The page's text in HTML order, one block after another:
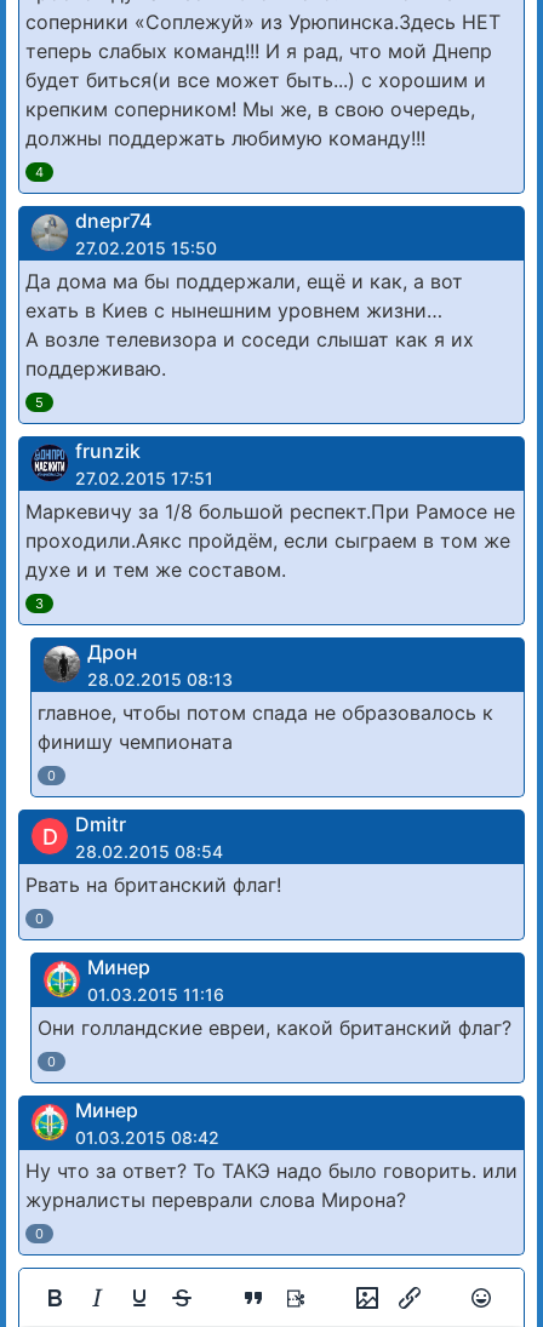
соперники «Соплежуй» из Урюпинска.Здесь НЕТ
теперь слабых команд!!! И я рад, что мой Днепр
будет биться(и все может быть...) с хорошим и
крепким соперником! Мы же, в свою очередь,
должны поддержать любимую команду!!!
4
dnepr74
27.02.2015 15:50
Да дома ма бы поддержали, ещё и как, а вот
ехать в Киев с нынешним уровнем жизни…
А возле телевизора и соседи слышат как я их
поддерживаю.
5
frunzik
27.02.2015 17:51
Маркевичу за 1/8 большой респект.При Рамосе не
проходили.Аякс пройдём, если сыграем в том же
духе и и тем же составом.
3
Дрон
28.02.2015 08:13
главное, чтобы потом спада не образовалось к
финишу чемпионата
0
D Dmitr
28.02.2015 08:54
Рвать на британский флаг!
0
Минер
01.03.2015 11:16
Они голландские евреи, какой британский флаг?
0
Минер
01.03.2015 08:42
Ну что за ответ? То ТАКЭ надо было говорить. или
журналисты переврали слова Мирона?
0